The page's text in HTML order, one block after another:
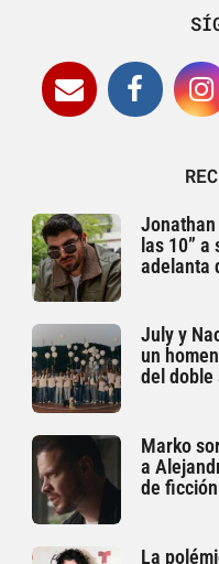
Jonathan
las 10” a
adelanta
July y
un
del doble
Marko
a
de ficción
La